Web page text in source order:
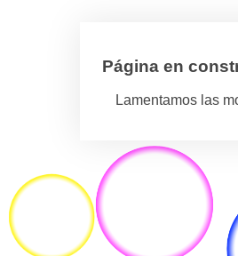
Página en
Lamentamos las